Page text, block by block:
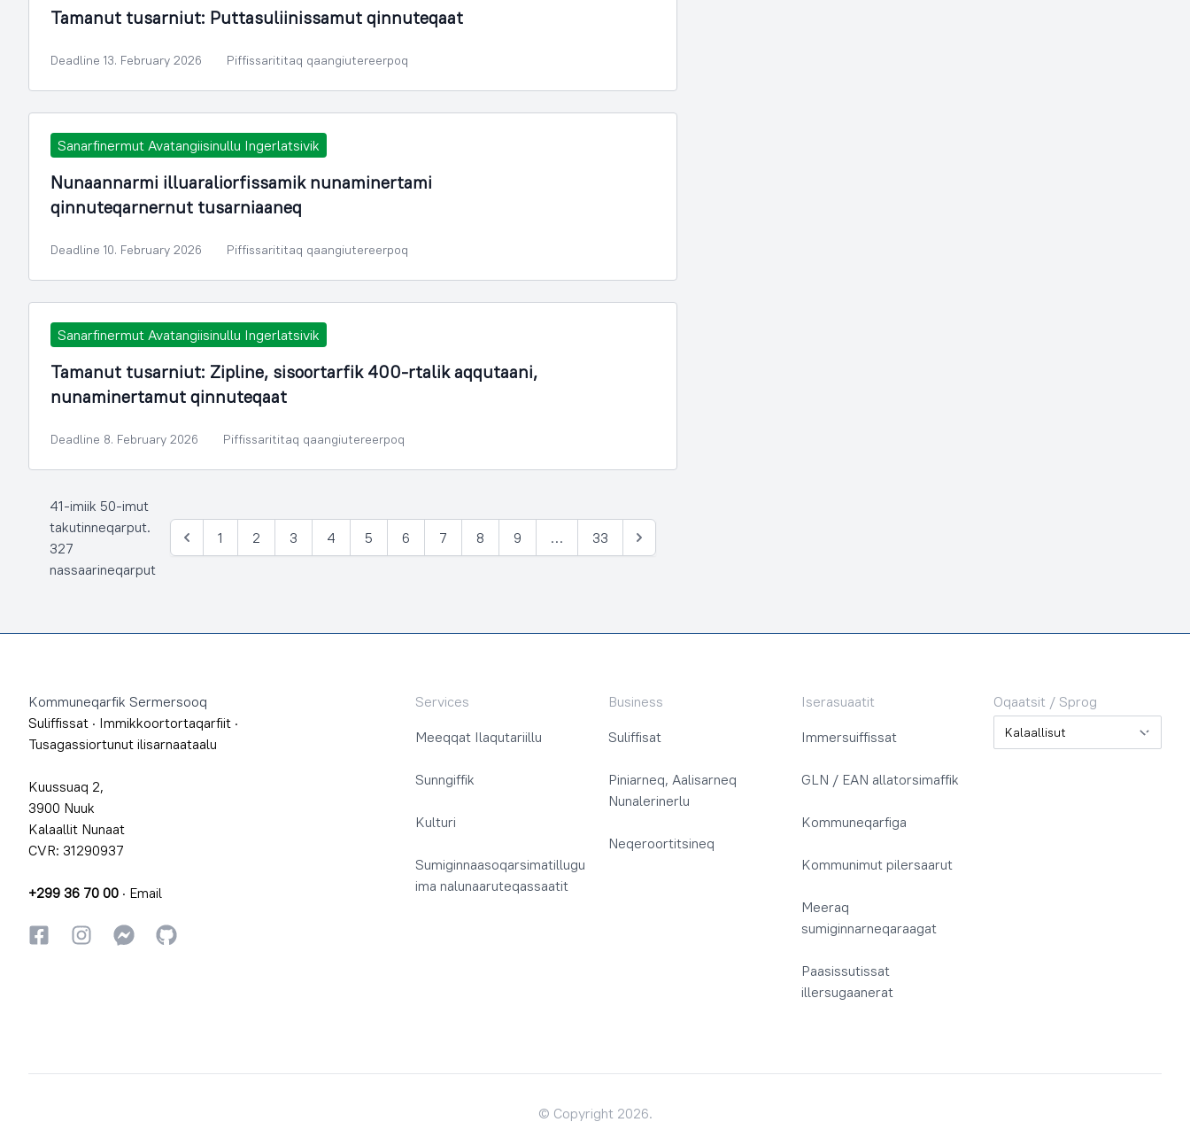
Tamanut tusarniut: Puttasuliinissamut qinnuteqaat
Deadline 13. February 2026 Piffissarititaq qaangiutereerpoq
Sanarfinermut Avatangiisinullu Ingerlatsivik
Nunaannarmi illuaraliorfissamik nunaminertami
qinnuteqarnernut tusarniaaneq
Deadline 10. February 2026 Piffissarititaq qaangiutereerpoq
Sanarfinermut Avatangiisinullu Ingerlatsivik
Tamanut tusarniut: Zipline, sisoortarfik 400-rtalik aqqutaani,
nunaminertamut qinnuteqaat
Deadline 8. February 2026 Piffissarititaq qaangiutereerpoq
41-imiik 50-imut
takutinneqarput.
327
nassaarineqarput
Siulia
1 2 3 4 5 6 7 8 9 … 33
Tullia
Kommuneqarfik Sermersooq
Suliffissat · Immikkoortortaqarfiit ·
Tusagassiortunut ilisarnaataalu
Kuussuaq 2,
3900 Nuuk
Kalaallit Nunaat
CVR: 31290937
+299 36 70 00 · Email
FacebookkiInstagrammiInstagrammi
GitHub
Services
Meeqqat Ilaqutariillu
Sunngiffik
Kulturi
Sumiginnaasoqarsimatillugu
ima nalunaaruteqassaatit
Business
Suliffisat
Piniarneq, Aalisarneq
Nunalerinerlu
Neqeroortitsineq
Iserasuaatit
Immersuiffissat
GLN / EAN allatorsimaffik
Kommuneqarfiga
Kommunimut pilersaarut
Meeraq
sumiginnarneqaraagat
Paasissutissat
illersugaanerat
Oqaatsit / Sprog
Oqaatsit / Sprog
© Copyright 2026.